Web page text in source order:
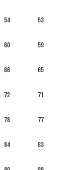
53
54
59
60
65
66
71
72
77
78
83
84